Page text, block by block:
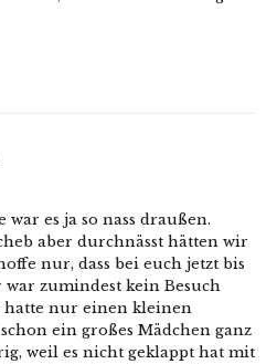
war es ja so nass draußen.
aber durchnässt hätten wir
nur, dass bei euch jetzt bis
war zumindest kein Besuch
hatte nur einen kleinen
ein großes Mädchen ganz
weil es nicht geklappt hat mit